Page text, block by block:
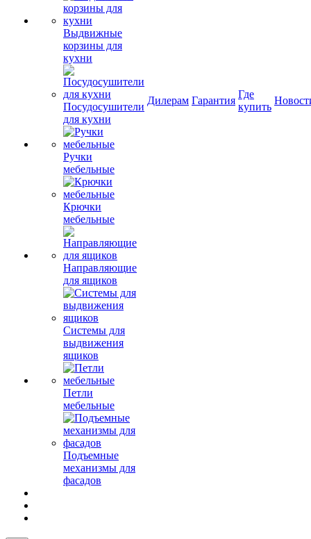
Выдвижные
корзины для
кухни
Посудосушители
для кухни
Ручки
мебельные
Крючки
мебельные
Направляющие
для ящиков
Системы для
выдвижения
ящиков
Петли
мебельные
Подъемные
механизмы для
фасадов
Дилерам Гарантия
Где
купить